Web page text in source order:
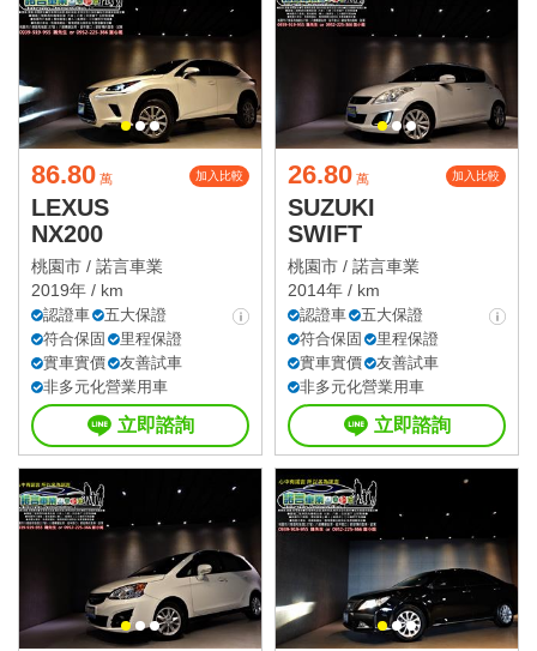
86.80 萬 加入比較
LEXUS
NX200
桃園市 / 諾言車業
2019年 / km
認證車
五大保證
符合保固
里程保證
實車實價
友善試車
非多元化營業用車
立即諮詢
26.80 萬 加入比較
SUZUKI
SWIFT
桃園市 / 諾言車業
2014年 / km
認證車
五大保證
符合保固
里程保證
實車實價
友善試車
非多元化營業用車
立即諮詢